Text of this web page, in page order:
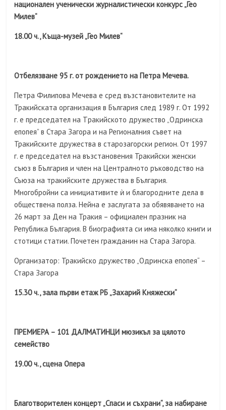
национален ученически журналистически конкурс „Гео
Милев“
18.00 ч., Къща-музей „Гео Милев“
Отбелязване 95 г. от рождението на Петра Мечева.
Петра Филипова Мечева е сред възстановителите на
Тракийската организация в България след 1989 г. От 1992
г. е председател на Tракийското дружество „Одринска
епопея” в Стара Загора и на Регионалния съвет на
Тракийските дружества в старозагорски регион. От 1997
г. е председател на възстановения Тракийски женски
съюз в България и член на Централното ръководство на
Съюза на тракийските дружества в България.
Многобройни са инициативите ѝ и благородните дела в
обществена полза. Нейна е заслугата за обявяването на
26 март за Ден на Тракия – официален празник на
Република България. В биографията си има няколко книги и
стотици статии. Почетен гражданин на Стара Загора.
Организатор: Тракийско дружество „Одринска епопея“ –
Стара Загора
15.30 ч., зала първи етаж РБ „Захарий Княжески“
ПРЕМИЕРА – 101 ДАЛМАТИНЦИ мюзикъл за цялото
семейство
19.00 ч., сцена Опера
Благотворителен концерт „Спаси и съхрани“, за набиране